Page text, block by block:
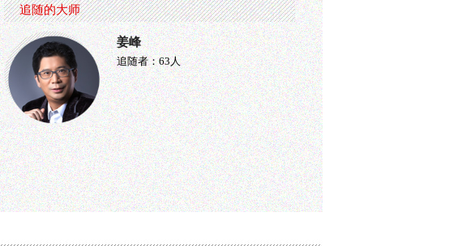
追随的大师
姜峰
追随者：63人